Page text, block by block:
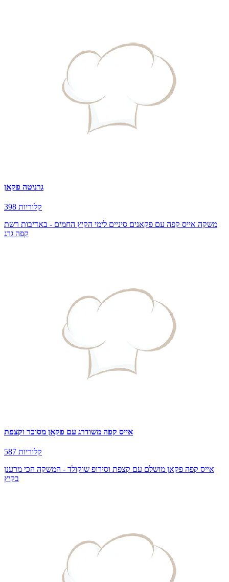
גרניטה פקאן
398 קלוריות
משקה אייס קפה עם פקאנים סיניים לימי הקיץ החמים - באדיבות רשת
קפה גרג
אייס קפה משודרג עם פקאן מסוכר וקצפת
587 קלוריות
אייס קפה פקאן מושלם עם קצפת וסירופ שוקולד - המשקה הכי מרענן
בקיץ